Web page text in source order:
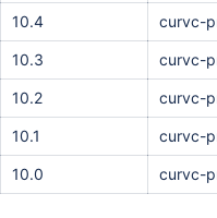
10.4 curvc-
10.3 curvc-
10.2 curvc-
10.1 curvc-
10.0 curvc-